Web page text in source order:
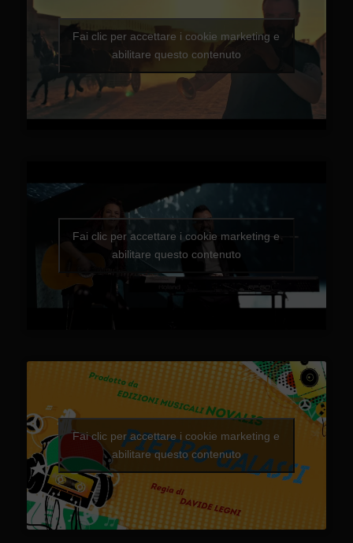
Fai clic per accettare i cookie marketing e
abilitare questo contenuto
Fai clic per accettare i cookie marketing e
abilitare questo contenuto
Fai clic per accettare i cookie marketing e
abilitare questo contenuto